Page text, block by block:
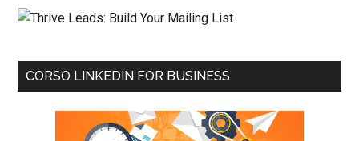
CORSO LINKEDIN FOR BUSINESS